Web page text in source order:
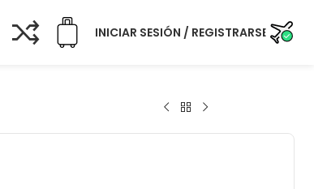
INICIAR SESIÓN / REGISTRARSE